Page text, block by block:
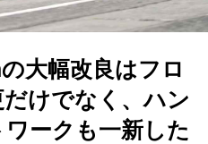
大幅改良はフロ
けでなく、ハン
ワークも一新した